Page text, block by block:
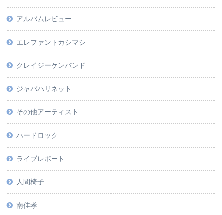
アルバムレビュー
エレファントカシマシ
クレイジーケンバンド
ジャパハリネット
その他アーティスト
ハードロック
ライブレポート
人間椅子
南佳孝